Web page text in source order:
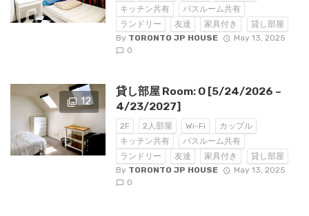
キッチン共有
バスルーム共有
ランドリー
友達 家具付き
貸し部屋
By TORONTO JP HOUSE
May 13, 2025
0
12
貸し部屋 Room: O [5/24/2026 ~
4/23/2027]
2F 2人部屋 Wi-Fi
カップル
キッチン共有
バスルーム共有
ランドリー
友達 家具付き
貸し部屋
By TORONTO JP HOUSE
May 13, 2025
0